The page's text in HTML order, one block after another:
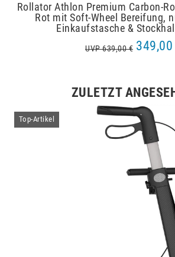
Rollator Athlon Premium Carbon-
Rot mit Soft-Wheel Bereifung,
Einkaufstasche &
UVP 639,00 € 349,00
ZULETZT
Top-Artikel